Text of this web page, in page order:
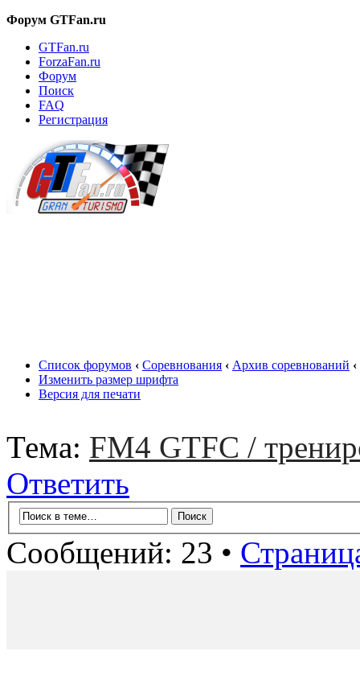
Форум GTFan.ru
GTFan.ru
ForzaFan.ru
Форум
Поиск
FAQ
Регистрация
Список форумов ‹ Соревнования ‹ Архив соревнований ‹
Изменить размер шрифта
Версия для печати
Тема: FM4 GTFC /
Ответить
Сообщений: 23 •